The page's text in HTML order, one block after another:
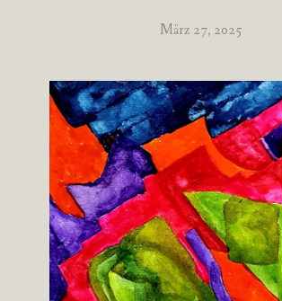
März 27, 2025